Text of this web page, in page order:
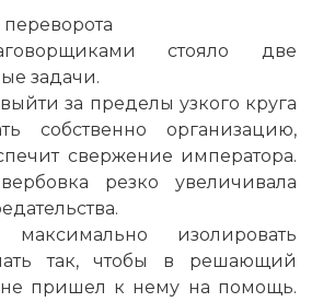
стояло две
задачи.
за пределы узкого круга
собственно организацию,
свержение императора.
резко увеличивала
максимально изолировать
так, чтобы в решающий
пришел к нему на помощь.